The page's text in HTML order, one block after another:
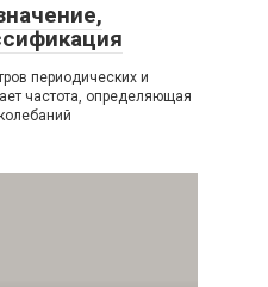
периодических и
частота, определяющая